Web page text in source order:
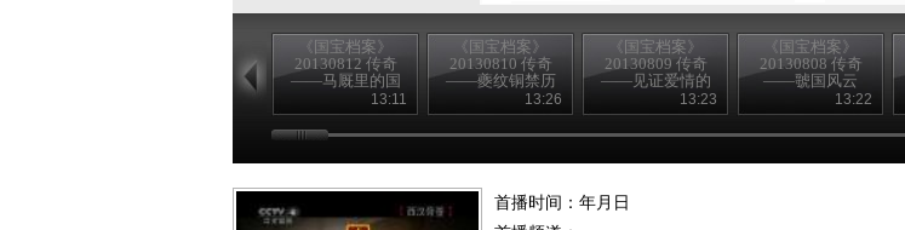
《国宝档案》
20130812 传奇
——马厩里的国
13:11
《国宝档案》
20130810 传奇
——夔纹铜禁历
13:26
《国宝档案》
20130809 传奇
——见证爱情的
13:23
《国宝档案》
20130808 传奇
——虢国风云
13:22
首播时间：年月日